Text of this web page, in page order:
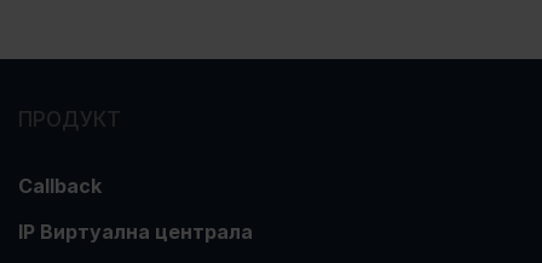
ПРОДУКТ
Callback
IP Виртуална централа